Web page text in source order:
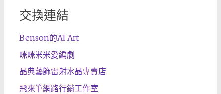
交換連結
Benson的AI Art
咪咪米米愛編劇
晶典藝飾雷射水晶專賣店
飛來筆網路行銷工作室